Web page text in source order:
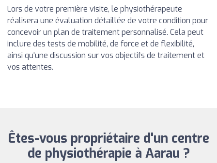
Lors de votre première visite, le physiothérapeute
réalisera une évaluation détaillée de votre condition pour
concevoir un plan de traitement personnalisé. Cela peut
inclure des tests de mobilité, de force et de flexibilité,
ainsi qu'une discussion sur vos objectifs de traitement et
vos attentes.
Êtes-vous propriétaire d'un centre
de physiothérapie à Aarau ?